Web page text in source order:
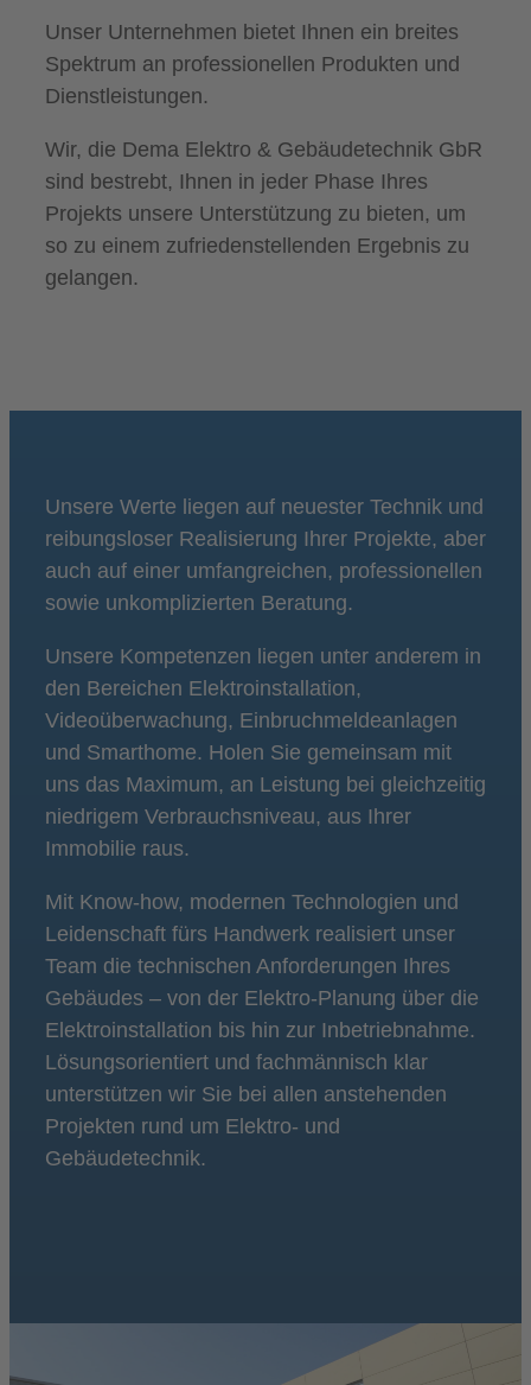
Unser Unternehmen bietet Ihnen ein breites
Spektrum an professionellen Produkten und
Dienstleistungen.
Wir, die Dema Elektro & Gebäudetechnik GbR
sind bestrebt, Ihnen in jeder Phase Ihres
Projekts unsere Unterstützung zu bieten, um
so zu einem zufriedenstellenden Ergebnis zu
gelangen.
Unsere Werte liegen auf neuester Technik und
reibungsloser Realisierung Ihrer Projekte, aber
auch auf einer umfangreichen, professionellen
sowie unkomplizierten Beratung.
Unsere Kompetenzen liegen unter anderem in
den Bereichen Elektroinstallation,
Videoüberwachung, Einbruchmeldeanlagen
und Smarthome. Holen Sie gemeinsam mit
uns das Maximum, an Leistung bei gleichzeitig
niedrigem Verbrauchsniveau, aus Ihrer
Immobilie raus.
Mit Know-how, modernen Technologien und
Leidenschaft fürs Handwerk realisiert unser
Team die technischen Anforderungen Ihres
Gebäudes – von der Elektro-Planung über die
Elektroinstallation bis hin zur Inbetriebnahme.
Lösungsorientiert und fachmännisch klar
unterstützen wir Sie bei allen anstehenden
Projekten rund um Elektro- und
Gebäudetechnik.